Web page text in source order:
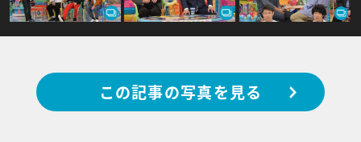
この記事の写真を見る